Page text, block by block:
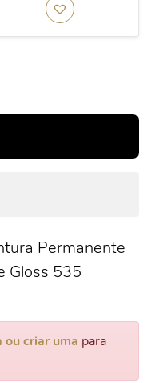
Permanente
Gloss 535
ou criar uma para